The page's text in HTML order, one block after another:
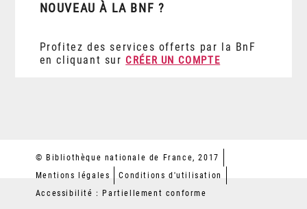
NOUVEAU À LA BNF ?
Profitez des services offerts par la BnF
en cliquant sur CRÉER UN COMPTE
© Bibliothèque nationale de France, 2017
Mentions légales
Conditions d'utilisation
Accessibilité : Partiellement conforme